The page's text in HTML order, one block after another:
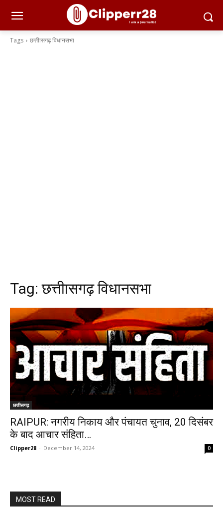
Tags छत्तीासगढ़ विधानसभा
Tag:छत्तीासगढ़ विधानसभा
छत्तीसगढ़
RAIPUR: नगरीय निकाय और पंचायत चुनाव, 20 दिसंबर
के बाद आचार संहिता…
Clipper28 - December 14, 2024 0
MOST READ